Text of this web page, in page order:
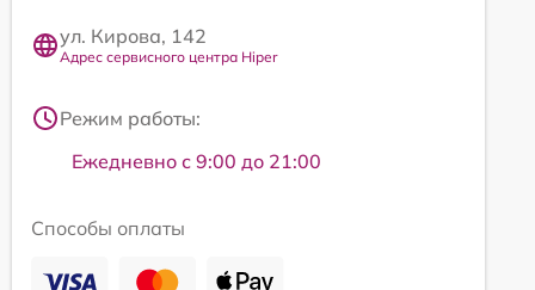
ул. Кирова, 142
Адрес сервисного центра Hiper
Режим работы:
Ежедневно с 9:00 до 21:00
Способы оплаты